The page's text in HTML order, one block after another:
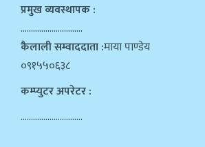
प्रमुख व्यवस्थापक :
…………………………
कैलाली सम्वाददाता :माया पाण्डेय
०९१५५०६३८
कम्प्युटर अपरेटर :
…………………………